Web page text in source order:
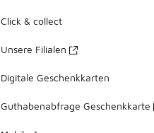
Click & collect
Unsere Filialen
Digitale Geschenkkarten
Guthabenabfrage Geschenkkarte